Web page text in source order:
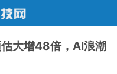
大增48倍，AI浪潮